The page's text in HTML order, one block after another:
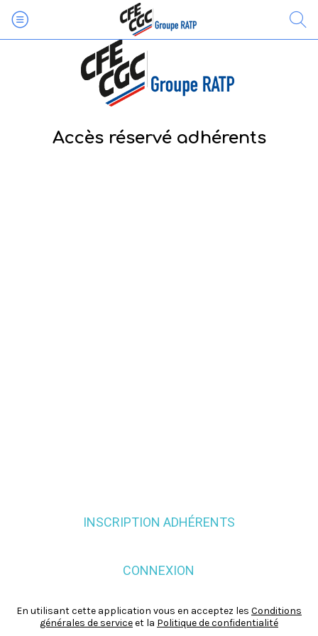
Accès réservé adhérents
INSCRIPTION ADHÉRENTS
CONNEXION
En utilisant cette application vous en acceptez les Conditions
générales de serviceet la Politique de confidentialité